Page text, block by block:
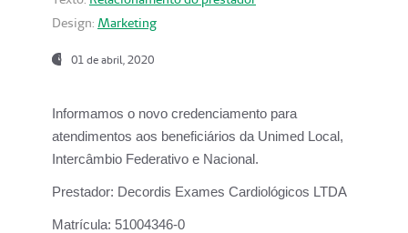
Design: Marketing
01 de abril, 2020
Informamos o novo credenciamento para
atendimentos aos beneficiários da Unimed Local,
Intercâmbio Federativo e Nacional.
Prestador: Decordis Exames Cardiológicos LTDA
Matrícula: 51004346-0